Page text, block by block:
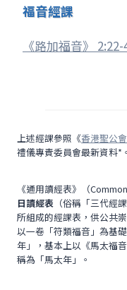
福音經課
《路加福音》 2:22-
上述經課參照《香港聖公
禮儀專責委員會最新資料*。
《通用讀經表》（
日讀經表 （俗稱「三代經
所組成的經課表，供公共
以一卷「符類福音」為基
年」，基本上以《馬太福
稱為「馬太年」。